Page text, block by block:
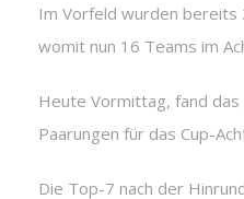
Im Vorfeld wurden bereits
womit nun 16 Teams im
Heute Vormittag, fand das
Paarungen für das Cup-
Die Top-7 nach der